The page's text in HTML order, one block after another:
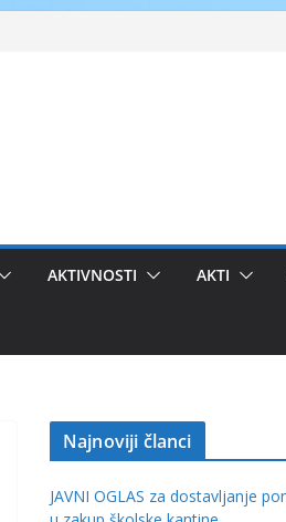
AKTIVNOSTI AKTI
Najnoviji članci
JAVNI OGLAS za dostavljanje